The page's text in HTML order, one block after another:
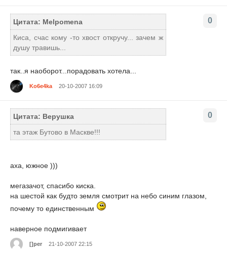
0
Цитата: Melpomena
Киса, счас кому -то хвост откручу... зачем ж
душу травишь...
так..я наоборот...порадовать хотела...
Ko6e4ka 20-10-2007 16:09
0
Цитата: Верушка
та этаж Бутово в Маскве!!!
аха, южное )))
мегазачот, спасибо киска.
на шестой как будто земля смотрит на небо синим глазом,
почему то единственным
наверное подмигивает
[]per 21-10-2007 22:15